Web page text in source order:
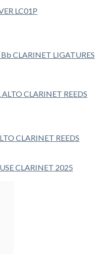
CLARINET LIGATURES
CLARINET REEDS